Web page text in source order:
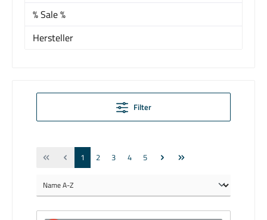
% Sale %
Hersteller
Filter
1 2 3 4 5